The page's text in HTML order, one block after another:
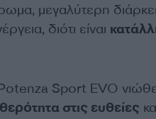
μεγαλύτερη
διότι είναι
Sport EVO
στις ευθείες